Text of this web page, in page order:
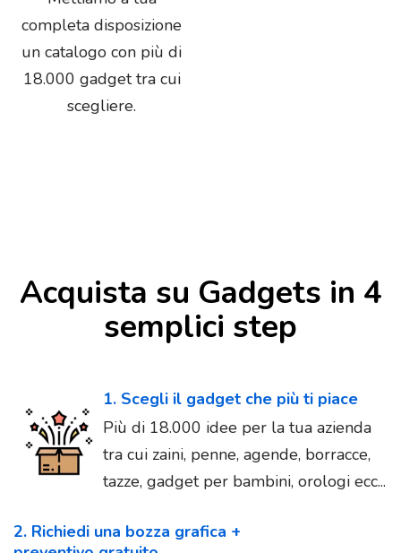
completa disposizione
un catalogo con più di
18.000 gadget tra cui
scegliere.
Acquista su Gadgets in 4
semplici step
1. Scegli il gadget che più ti piace
Più di 18.000 idee per la tua azienda
tra cui zaini, penne, agende, borracce,
tazze, gadget per bambini, orologi ecc...
2. Richiedi una bozza grafica +